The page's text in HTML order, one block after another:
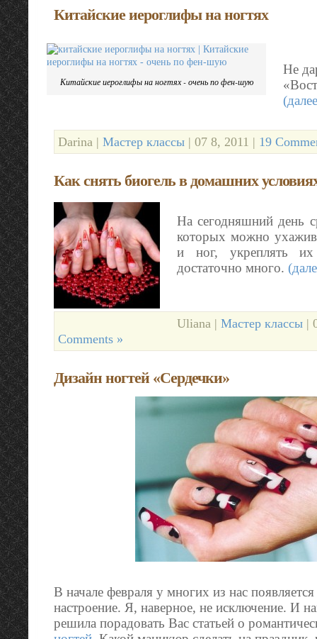
Китайские иероглифы на ногтях
Китайские иероглифы на ногтях - очень по фен-шую
Не
Darina | Мастер классы | 07 8, 2011 | 19
Как снять биогель в домашних
На сегодняшний день
которых можно
и ног, укреплять
достаточно много.
Uliana | Мастер классы |
Comments »
Дизайн ногтей «Сердечки»
В начале февраля у многих из нас
настроение. Я, наверное, не исключение. И
решила порадовать Вас статьей о